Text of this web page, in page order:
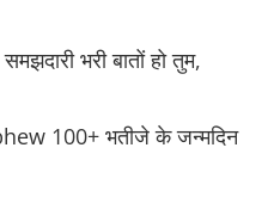
भरी बातों हो तुम,
100+ भतीजे के जन्मदिन